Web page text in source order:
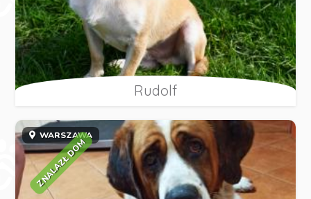
Rudolf
WARSZAWA
ZNALAZŁ DOM